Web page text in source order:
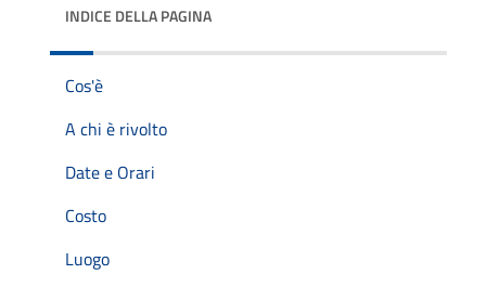
INDICE DELLA PAGINA
Cos'è
A chi è rivolto
Date e Orari
Costo
Luogo